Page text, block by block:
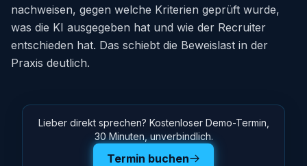
nachweisen, gegen welche Kriterien geprüft wurde,
was die KI ausgegeben hat und wie der Recruiter
entschieden hat. Das schiebt die Beweislast in der
Praxis deutlich.
Lieber direkt sprechen? Kostenloser Demo-Termin,
30 Minuten, unverbindlich.
Termin buchen